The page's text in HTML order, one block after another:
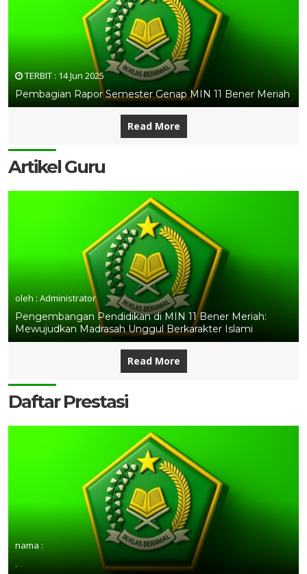
TERBIT : 14 Jun 2025
Pembagian Rapor Semester Genap MIN 11 Bener Meriah
Read More
Artikel Guru
oleh : Administrator
Pengembangan Pendidikan di MIN 11 Bener Meriah:
Mewujudkan Madrasah Unggul Berkarakter Islami
Read More
Daftar Prestasi
nama :
.